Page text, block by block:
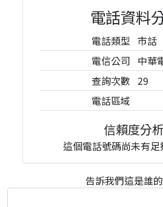
電話資料
電話類型 市話
電信公司 中華
查詢次數 29
電話區域
信賴度分
這個電話號碼尚未有
告訴我們這是誰